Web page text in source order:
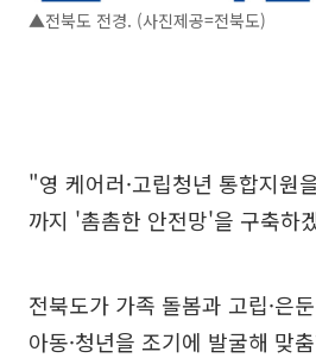
▲전북도 전경. (사진제공=전북도)
"영 케어러·고립청년 통합지원
까지 '촘촘한 안전망'을 구축하
전북도가 가족 돌봄과 고립·은
아동·청년을 조기에 발굴해 맞